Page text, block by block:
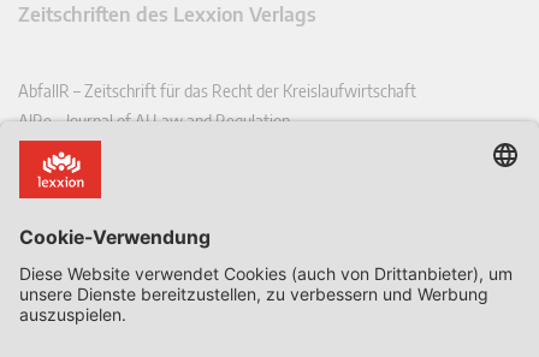
Zeitschriften des Lexxion Verlags
AbfallR – Zeitschrift für das Recht der Kreislaufwirtschaft
AIRe – Journal of AI Law and Regulation
CCLR – Carbon & Climate Law Review
CoRe – European Competition and Regulatory Law Review
EDSeQ – European Defence & Security Law & Policy Quarterly
EFFL – European Food and Feed Law Review
EHPL – European Health & Pharmaceutical Law Review
EPPPL – European Procurement & Public Private Partnership Law